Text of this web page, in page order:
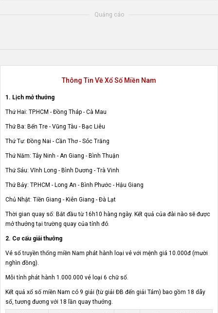
Quảng cáo
Thông Tin Về Xổ Số Miền Nam
1. Lịch mở thưởng
Thứ Hai: TP.HCM - Đồng Tháp - Cà Mau
Thứ Ba: Bến Tre - Vũng Tàu - Bạc Liêu
Thứ Tư: Đồng Nai - Cần Thơ - Sóc Trăng
Thứ Năm: Tây Ninh - An Giang - Bình Thuận
Thứ Sáu: Vĩnh Long - Bình Dương - Trà Vinh
Thứ Bảy: TP.HCM - Long An - Bình Phước - Hậu Giang
Chủ Nhật: Tiền Giang - Kiên Giang - Đà Lạt
Thời gian quay số: Bắt đầu từ 16h10 hàng ngày. Kết quả của đài nào sẽ được
mở thưởng tại trường quay của tỉnh đó.
2. Cơ cấu giải thưởng
Vé số truyền thống miền Nam phát hành loại vé với mệnh giá 10.000đ (mười
nghìn đồng).
Mỗi tỉnh phát hành 1.000.000 vé loại 6 chữ số.
Kết quả xổ số miền Nam có 9 giải (từ giải ĐB đến giải Tám) bao gồm 18 dãy
số, tương đương với 18 lần quay thưởng.